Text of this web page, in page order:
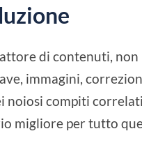
di contenuti, non
immagini,
noiosi compiti
migliore per tutto